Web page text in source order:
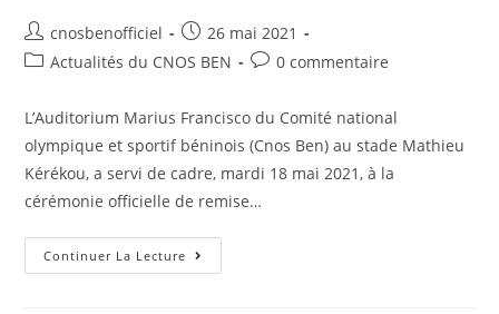
cnosbenofficiel
26 mai 2021
Actualités du CNOS BEN
0 commentaire
L’Auditorium Marius Francisco du Comité national
olympique et sportif béninois (Cnos Ben) au stade Mathieu
Kérékou, a servi de cadre, mardi 18 mai 2021, à la
cérémonie officielle de remise…
Continuer La Lecture